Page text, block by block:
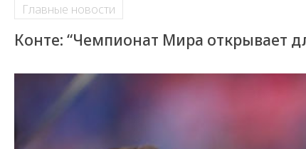
Главные новости
Конте: “Чемпионат Мира открывает